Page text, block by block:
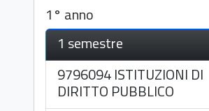
1° anno
1 semestre
9796094 ISTITUZIONI DI
DIRITTO PUBBLICO